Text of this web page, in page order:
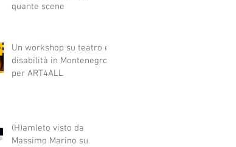
quante scene
Un workshop su teatro e
disabilità in Montenegro
per ART4ALL
(H)amleto visto da
Massimo Marino su